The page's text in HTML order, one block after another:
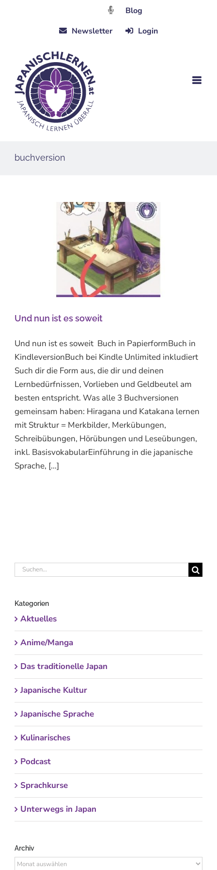
Blog
Newsletter
Login
buchversion
Und nun ist es soweit
Und nun ist es soweit Buch in PapierformBuch in
KindleversionBuch bei Kindle Unlimited inkludiert
Such dir die Form aus, die dir und deinen
Lernbedürfnissen, Vorlieben und Geldbeutel am
besten entspricht. Was alle 3 Buchversionen
gemeinsam haben: Hiragana und Katakana lernen
mit Struktur = Merkbilder, Merkübungen,
Schreibübungen, Hörübungen und Leseübungen,
inkl. BasisvokabularEinführung in die japanische
Sprache, [...]
Suche
Kategorien
Aktuelles
Anime/Manga
Das traditionelle Japan
Japanische Kultur
Japanische Sprache
Kulinarisches
Podcast
Sprachkurse
Unterwegs in Japan
Archiv
Archiv